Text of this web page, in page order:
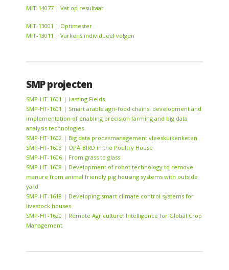
MIT-14077 | Vat op resultaat
MIT-13001 | Optimester
MIT-13011 | Varkens individueel volgen
SMP projecten
SMP-HT-1601 | Lasting Fields
SMP-HT-1601 | Smart arable agri-food chains: development and
implementation of enabling precision farming and big data
analysis technologies
SMP-HT-1602 | Big data procesmanagement vleeskuikenketen
SMP-HT-1603 | OPA‐BIRD in the Poultry House
SMP-HT-1606 | From grass to glass
SMP-HT-1608 | Development of robot technology to remove
manure from animal friendly pig housing systems with outside
yard
SMP-HT-1618 | Developing smart climate control systems for
livestock houses
SMP-HT-1620 | Remote Agriculture: Intelligence for Global Crop
Management